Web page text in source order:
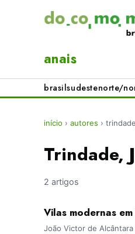
anais
brasilsudestenorte/
início › autores ›
Trindade,
2 artigos
Vilas modernas
João Victor de Alcântara